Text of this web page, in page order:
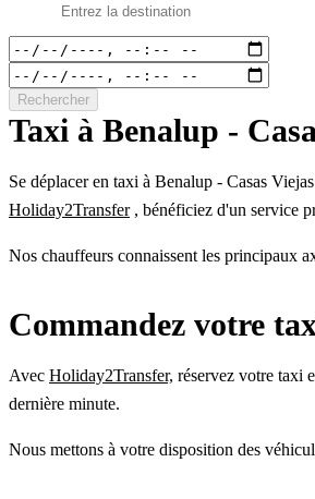
Rechercher
Taxi à Benalup -
Se déplacer en taxi à Benalup - Casas
Holiday2Transfer, bénéficiez d'un service
Nos chauffeurs connaissent les principaux
Commandez votre
Avec Holiday2Transfer, réservez votre taxi
dernière minute.
Nous mettons à votre disposition des